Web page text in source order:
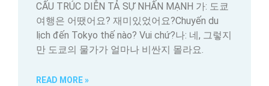
CẤU TRÚC DIỄN TẢ SỰ NHẤN MẠNH 가: 도쿄
여행은 어땠어요? 재미있었어요?Chuyến du
lịch đến Tokyo thế nào? Vui chứ?나: 네, 그렇지
만 도쿄의 물가가 얼마나 비싼지 몰라요.
READ MORE »